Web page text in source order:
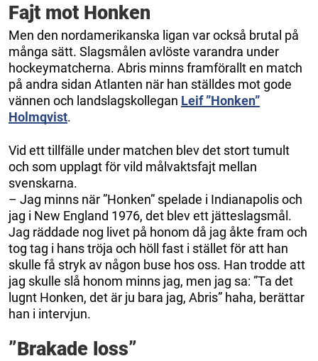
Fajt mot Honken
Men den nordamerikanska ligan var också brutal på
många sätt. Slagsmålen avlöste varandra under
hockeymatcherna. Abris minns framförallt en match
på andra sidan Atlanten när han ställdes mot gode
vännen och landslagskollegan Leif ”Honken”
Holmqvist.
Vid ett tillfälle under matchen blev det stort tumult
och som upplagt för vild målvaktsfajt mellan
svenskarna.
– Jag minns när ”Honken” spelade i Indianapolis och
jag i New England 1976, det blev ett jätteslagsmål.
Jag räddade nog livet på honom då jag åkte fram och
tog tag i hans tröja och höll fast i stället för att han
skulle få stryk av någon buse hos oss. Han trodde att
jag skulle slå honom minns jag, men jag sa: ”Ta det
lugnt Honken, det är ju bara jag, Abris” haha, berättar
han i intervjun.
”Brakade loss”